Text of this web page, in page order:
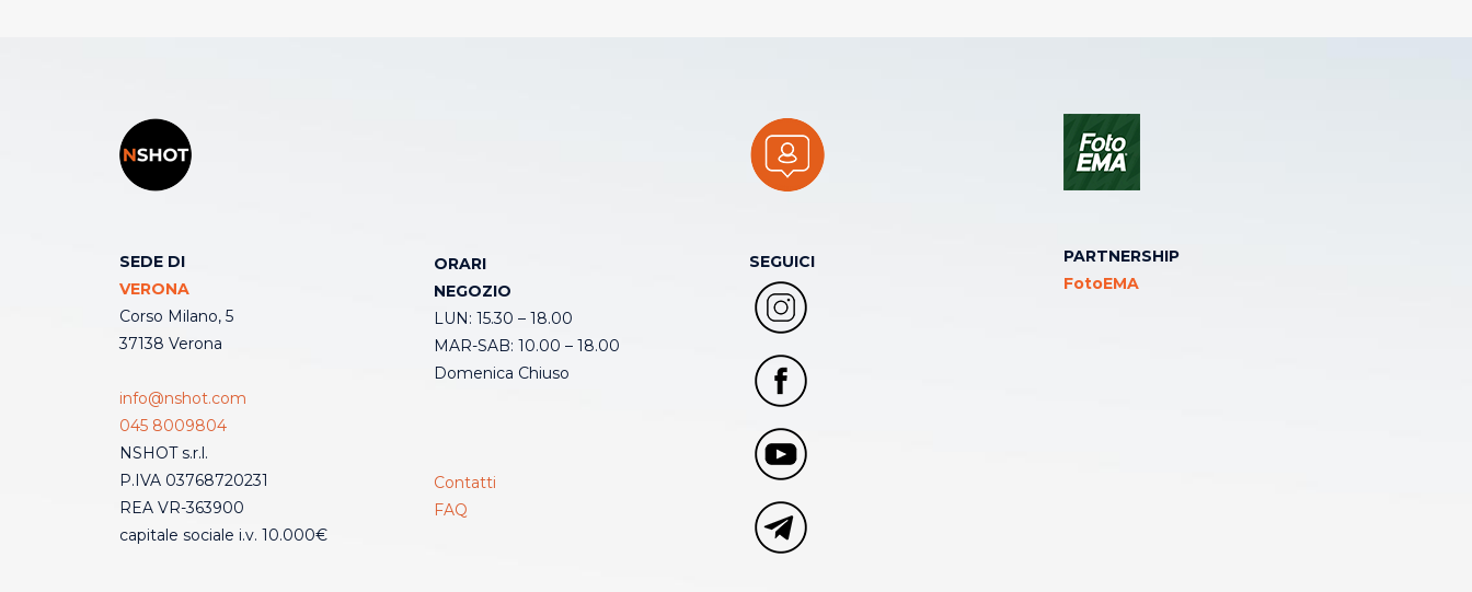
SEDE DI
VERONA
Corso Milano, 5
37138 Verona
info@nshot.com
045 8009804
NSHOT s.r.l.
P.IVA 03768720231
REA VR-363900
capitale sociale i.v. 10.000€
ORARI
NEGOZIO
LUN: 15.30 – 18.00
MAR-SAB: 10.00 – 18.00
Domenica Chiuso
Contatti
FAQ
SEGUICI
PARTNERSHIP
FotoEMA